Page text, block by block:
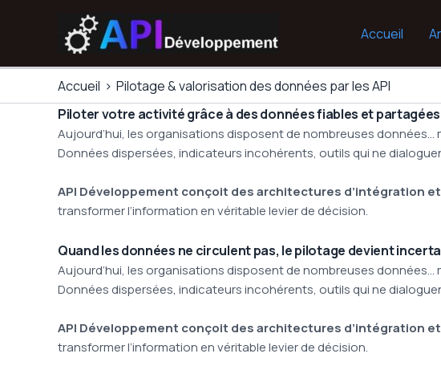
Accueil
Accueil
Pilotage & valorisation des données par les API
Piloter votre activité grâce à des données fiables et partagées
Aujourd’hui, les organisations disposent de nombreuses
Données dispersées, indicateurs incohérents, outils qui ne
API Développement conçoit des architectures d’intégration
transformer l’information en véritable levier de décision.
Quand les données ne circulent pas, le pilotage devient
Aujourd’hui, les organisations disposent de nombreuses
Données dispersées, indicateurs incohérents, outils qui ne
API Développement conçoit des architectures d’intégration
transformer l’information en véritable levier de décision.